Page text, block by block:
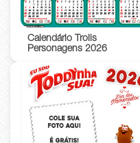
Calendário Trolls
Personagens 2026